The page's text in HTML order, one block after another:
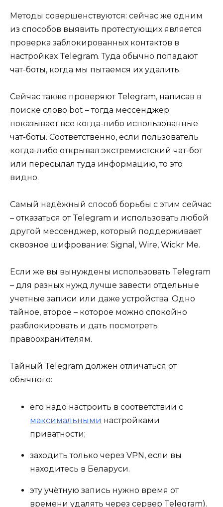
Методы совершенствуются: сейчас же одним
из способов выявить протестующих является
проверка заблокированных контактов в
настройках Telegram. Туда обычно попадают
чат-боты, когда мы пытаемся их удалить.
Сейчас также проверяют Telegram, написав в
поиске слово bot – тогда мессенджер
показывает все когда-либо использованные
чат-боты. Соответственно, если пользователь
когда-либо открывал экстремистский чат-бот
или пересылал туда информацию, то это
видно.
Самый надёжный способ борьбы с этим сейчас
– отказаться от Telegram и использовать любой
другой мессенджер, который поддерживает
сквозное шифрование: Signal, Wire, Wickr Me.
Если же вы вынуждены использовать Telegram
– для разных нужд лучше завести отдельные
учетные записи или даже устройства. Одно
тайное, второе – которое можно спокойно
разблокировать и дать посмотреть
правоохранителям.
Тайный Telegram должен отличаться от
обычного:
его надо настроить в соответствии с
максимальными настройками
приватности;
заходить только через VPN, если вы
находитесь в Беларуси.
эту учётную запись нужно время от
времени удалять через сервер Telegram).